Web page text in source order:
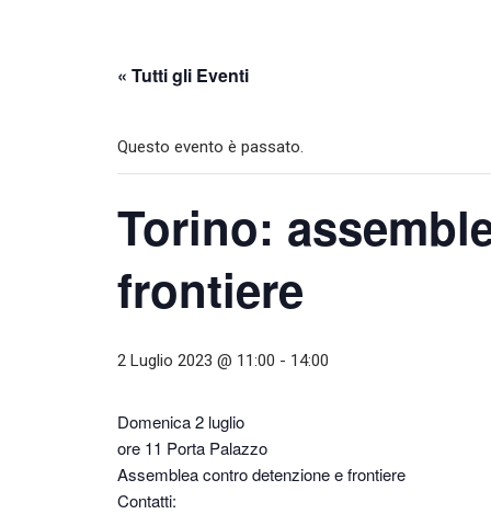
« Tutti gli Eventi
Questo evento è passato.
Torino:
frontiere
2 Luglio 2023 @ 11:00 - 14:00
Domenica 2 luglio
ore 11 Porta Palazzo
Assemblea contro detenzione e frontiere
Contatti: